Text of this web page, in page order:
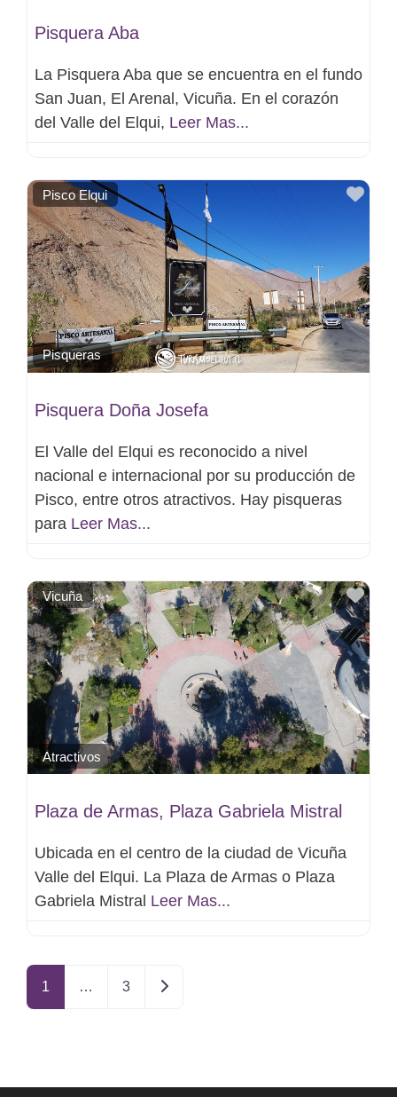
Pisquera Aba
La Pisquera Aba que se encuentra en el fundo
San Juan, El Arenal, Vicuña. En el corazón
del Valle del Elqui, Leer Mas...
Pisco Elqui
Pisqueras
Pisquera Doña Josefa
El Valle del Elqui es reconocido a nivel
nacional e internacional por su producción de
Pisco, entre otros atractivos. Hay pisqueras
para Leer Mas...
Vicuña
Atractivos
Plaza de Armas, Plaza Gabriela Mistral
Ubicada en el centro de la ciudad de Vicuña
Valle del Elqui. La Plaza de Armas o Plaza
Gabriela Mistral Leer Mas...
1 … 3 Entradas anteriores